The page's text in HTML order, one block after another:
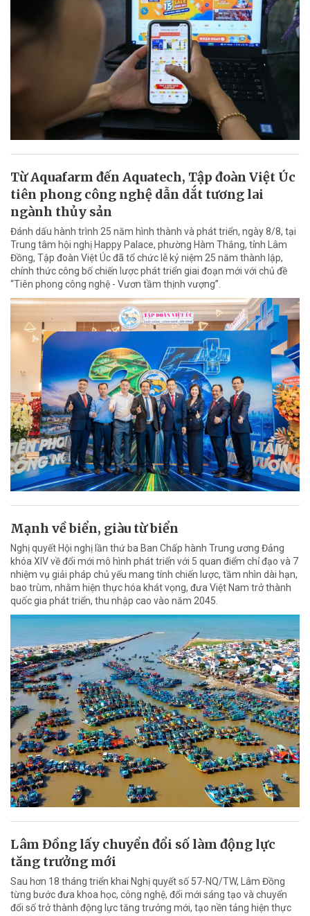
Từ Aquafarm đến Aquatech, Tập đoàn Việt Úc
tiên phong công nghệ dẫn dắt tương lai
ngành thủy sản
Đánh dấu hành trình 25 năm hình thành và phát triển, ngày 8/8, tại
Trung tâm hội nghị Happy Palace, phường Hàm Thắng, tỉnh Lâm
Đồng, Tập đoàn Việt Úc đã tổ chức lễ kỷ niệm 25 năm thành lập,
chính thức công bố chiến lược phát triển giai đoạn mới với chủ đề
“Tiên phong công nghệ - Vươn tầm thịnh vượng”.
Mạnh về biển, giàu từ biển
Nghị quyết Hội nghị lần thứ ba Ban Chấp hành Trung ương Đảng
khóa XIV về đổi mới mô hình phát triển với 5 quan điểm chỉ đạo và 7
nhiệm vụ giải pháp chủ yếu mang tính chiến lược, tầm nhìn dài hạn,
bao trùm, nhằm hiện thực hóa khát vọng, đưa Việt Nam trở thành
quốc gia phát triển, thu nhập cao vào năm 2045.
Lâm Đồng lấy chuyển đổi số làm động lực
tăng trưởng mới
Sau hơn 18 tháng triển khai Nghị quyết số 57-NQ/TW, Lâm Đồng
từng bước đưa khoa học, công nghệ, đổi mới sáng tạo và chuyển
đổi số trở thành động lực tăng trưởng mới, tạo nền tảng hiện thực